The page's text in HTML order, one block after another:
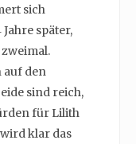
sich
später,
auf den
sind reich,
für Lilith
klar das